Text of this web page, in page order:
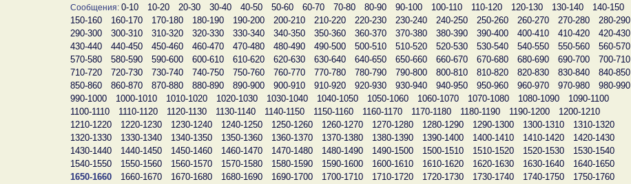
Сообщения: 0-10 10-20 20-30 30-40 40-50 50-60 60-70 70-80 80-90 90-100 100-110 110-120 120-130 130-140
140-150
150-160
160-170 170-180 180-190 190-200 200-210 210-220 220-230 230-240 240-250 250-260 260-270 270-280
280-290
290-300
300-310 310-320 320-330 330-340 340-350 350-360 360-370 370-380 380-390 390-400 400-410 410-420
420-430
430-440
440-450 450-460 460-470 470-480 480-490 490-500 500-510 510-520 520-530 530-540 540-550 550-560
560-570
570-580
580-590 590-600 600-610 610-620 620-630 630-640 640-650 650-660 660-670 670-680 680-690 690-700
700-710
710-720
720-730 730-740 740-750 750-760 760-770 770-780 780-790 790-800 800-810 810-820 820-830 830-840
840-850
850-860
860-870 870-880 880-890 890-900 900-910 910-920 920-930 930-940 940-950 950-960 960-970 970-980
980-990
990-1000
1000-1010 1010-1020 1020-1030 1030-1040 1040-1050 1050-1060 1060-1070 1070-1080 1080-1090
1090-1100
1100-1110
1110-1120 1120-1130 1130-1140 1140-1150 1150-1160 1160-1170 1170-1180 1180-1190 1190-1200
1200-1210
1210-1220
1220-1230 1230-1240 1240-1250 1250-1260 1260-1270 1270-1280 1280-1290 1290-1300 1300-1310
1310-1320
1320-1330
1330-1340 1340-1350 1350-1360 1360-1370 1370-1380 1380-1390 1390-1400 1400-1410 1410-1420
1420-1430
1430-1440
1440-1450 1450-1460 1460-1470 1470-1480 1480-1490 1490-1500 1500-1510 1510-1520 1520-1530
1530-1540
1540-1550
1550-1560 1560-1570 1570-1580 1580-1590 1590-1600 1600-1610 1610-1620 1620-1630 1630-1640
1640-1650
1650-1660
1660-1670 1670-1680 1680-1690 1690-1700 1700-1710 1710-1720 1720-1730 1730-1740 1740-1750
1750-1760